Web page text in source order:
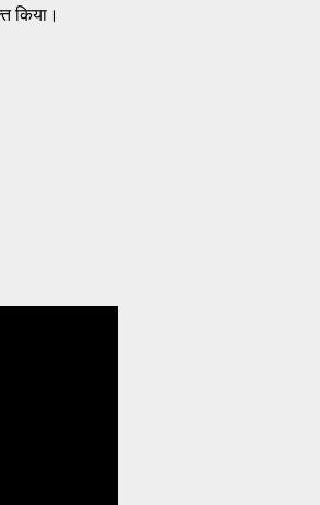
किया।